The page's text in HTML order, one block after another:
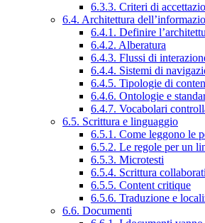
6.3.3. Criteri di
6.4. Architettura
6.4.1. Definire
6.4.2. Alberatura
6.4.3. Flussi di
6.4.4. Sistemi di
6.4.5. Tipologie di
6.4.6. Ontologie e
6.4.7. Vocabolari
6.5. Scrittura e linguaggio
6.5.1. Come leggono le
6.5.2. Le regole per un
6.5.3. Microtesti
6.5.4. Scrittura
6.5.5. Content critique
6.5.6. Traduzione e
6.6. Documenti